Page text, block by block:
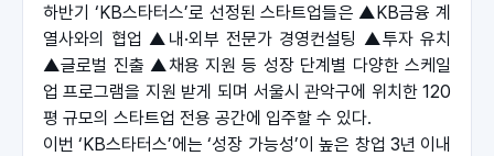
하반기 ‘KB스타터스’로 선정된 스타트업들은 ▲KB금융 계
열사와의 협업 ▲내·외부 전문가 경영컨설팅 ▲투자 유치
▲글로벌 진출 ▲채용 지원 등 성장 단계별 다양한 스케일
업 프로그램을 지원 받게 되며 서울시 관악구에 위치한 120
평 규모의 스타트업 전용 공간에 입주할 수 있다.
이번 ‘KB스타터스’에는 ‘성장 가능성’이 높은 창업 3년 이내